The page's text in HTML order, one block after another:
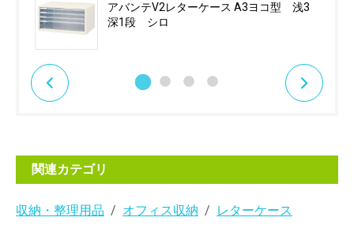
アバンテV2レターケース A3ヨコ型 浅3
深1段 シロ
関連カテゴリ
収納・整理用品 オフィス収納 レターケース